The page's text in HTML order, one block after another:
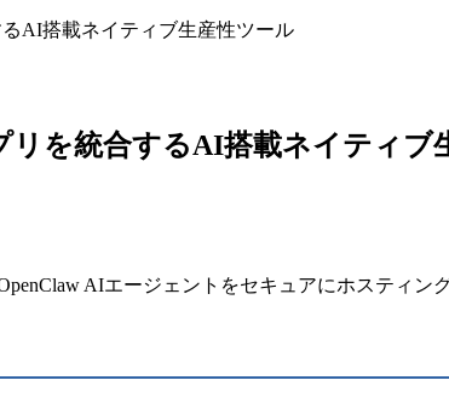
AI搭載ネイティブ生産性ツール
リを統合するAI搭載ネイティブ